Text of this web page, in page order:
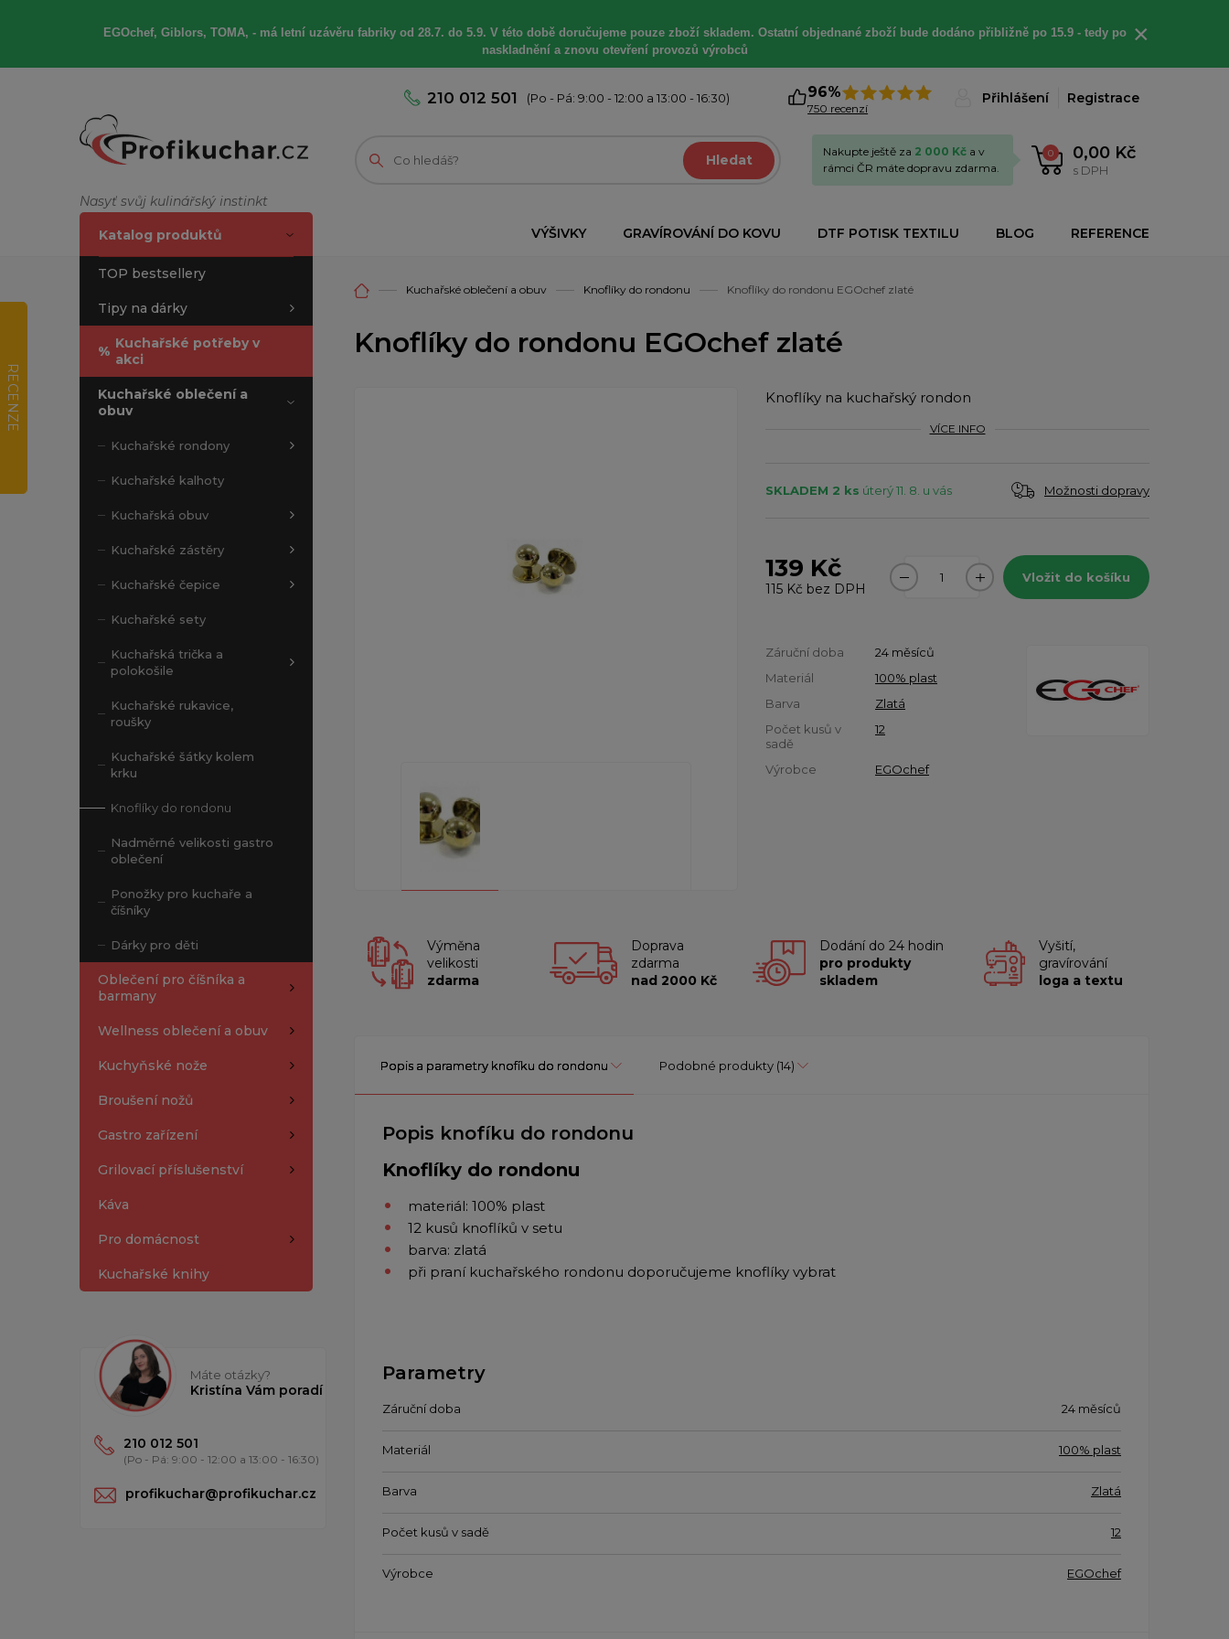
EGOchef, Giblors, TOMA, -má letní uzávěru fabriky od 28.7. do 5.9. V této době doručujeme pouze zboží skladem. Ostatní objednané zboží bude dodáno přibližně po 15.9 - tedy po
naskladnění a znovu otevření provozů výrobců
×
Nasyť svůj kulinářský instinkt
210 012 501 (Po - Pá: 9:00 - 12:00 a 13:00 - 16:30) 96%
750 recenzí
Přihlášení Registrace
Hledat 0 0,00 Kč
s DPH
Nakupte ještě za 2 000 Kč a v
rámci ČR máte dopravu zdarma.
VÝŠIVKY GRAVÍROVÁNÍ DO KOVU DTF POTISK TEXTILU BLOG REFERENCE
Katalog produktů
TOP bestsellery
Tipy na dárky
% Kuchařské potřeby v
akci
Kuchařské oblečení a
obuv
Kuchařské rondony
Kuchařské kalhoty
Kuchařská obuv
Kuchařské zástěry
Kuchařské čepice
Kuchařské sety
Kuchařská trička a
polokošile
Kuchařské rukavice,
roušky
Kuchařské šátky kolem
krku
Knoflíky do rondonu
Nadměrné velikosti gastro
oblečení
Ponožky pro kuchaře a
číšníky
Dárky pro děti
Oblečení pro číšníka a
barmany
Wellness oblečení a obuv
Kuchyňské nože
Broušení nožů
Gastro zařízení
Grilovací příslušenství
Káva
Pro domácnost
Kuchařské knihy
Máte otázky?
Kristína Vám poradí
210 012 501
(Po - Pá: 9:00 - 12:00 a 13:00 - 16:30)
profikuchar@profikuchar.cz
Kuchařské oblečení a obuv Knoflíky do rondonu Knoflíky do rondonu EGOchef zlaté
Knoflíky do rondonu EGOchef zlaté
Knoflíky na kuchařský rondon
VÍCE INFO
SKLADEM 2 ks úterý 11. 8. u vás Možnosti dopravy
139 Kč
115 Kč bez DPH
Vložit do košíku
Záruční doba
24 měsíců
Materiál
100% plast
Barva
Zlatá
Počet kusů v
sadě
12
Výrobce EGOchef
Výměna
velikosti
zdarma
Doprava
zdarma
nad 2000 Kč
Dodání do 24 hodin
pro produkty
skladem
Vyšití,
gravírování
loga a textu
Popis a parametry knofíku do rondonu Podobné produkty (14)
Popis knofíku do rondonu
Knoflíky do rondonu
materiál: 100% plast
12 kusů knoflíků v setu
barva: zlatá
při praní kuchařského rondonu doporučujeme knoflíky vybrat
Parametry
Záruční doba 24 měsíců
Materiál 100% plast
Barva Zlatá
Počet kusů v sadě 12
Výrobce EGOchef
RECENZE